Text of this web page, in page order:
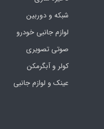
شبکه و دوربین
لوازم جانبی خودرو
صوتی تصویری
کولر و آبگرمکن
عینک و لوازم جانبی